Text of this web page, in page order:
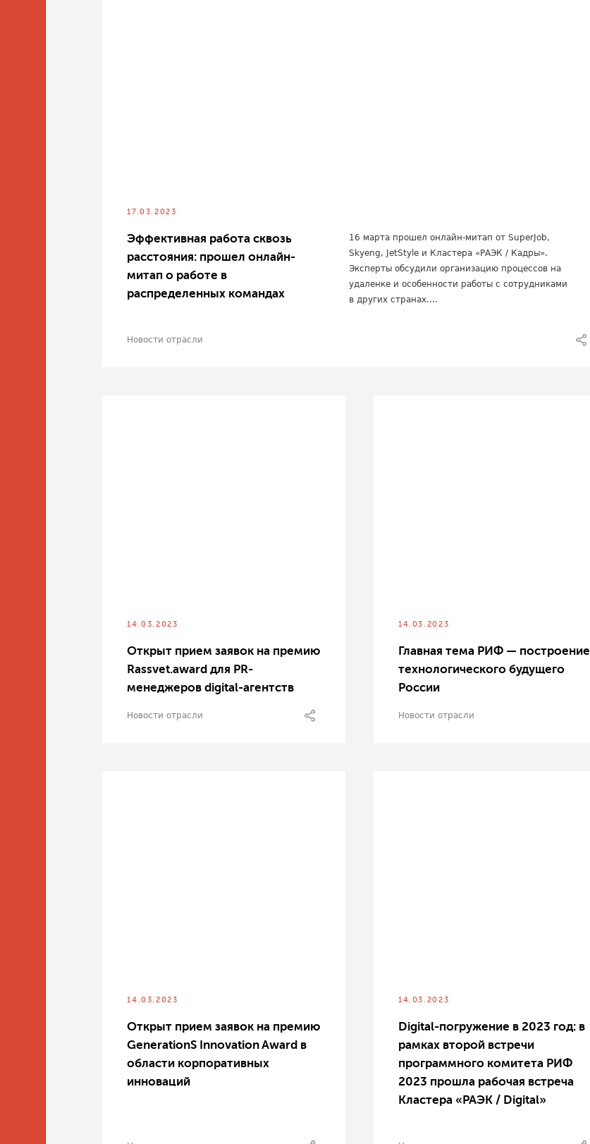
17.03.2023
Эффективная работа сквозь
расстояния: прошел онлайн-
митап о работе в
распределенных командах
16 марта прошел онлайн-митап от SuperJob,
Skyeng, JetStyle и Кластера «РАЭК / Кадры».
Эксперты обсудили организацию процессов на
удаленке и особенности работы с сотрудниками
в других странах....
Новости отрасли
14.03.2023
Открыт прием заявок на премию
Rassvet.award для PR-
менеджеров digital-агентств
Новости отрасли
14.03.2023
Главная тема РИФ — построение
технологического будущего
России
Новости отрасли
14.03.2023
Открыт прием заявок на премию
GenerationS Innovation Award в
области корпоративных
инноваций
14.03.2023
Digital-погружение в 2023 год: в
рамках второй встречи
программного комитета РИФ
2023 прошла рабочая встреча
Кластера «РАЭК / Digital»